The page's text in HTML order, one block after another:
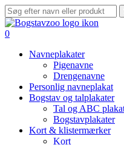
Skip
to
main
Close
Search
search
0
Navneplakater
Pigenavne
Drengenavne
Personlig navneplakat
Bogstav og talplakater
Tal og ABC
Bogstavplakater
Kort & klistermærker
Kort